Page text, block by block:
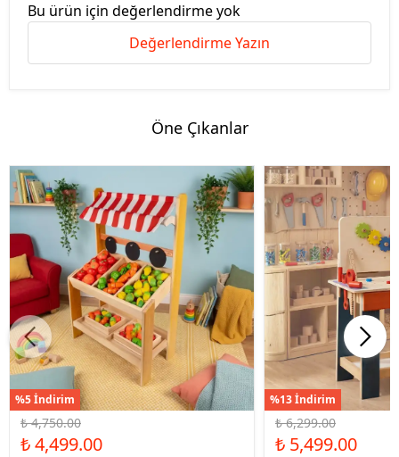
Bu ürün için değerlendirme yok
Değerlendirme Yazın
Öne Çıkanlar
%5 İndirim
₺ 4,750.00
₺ 4,499.00
%13 İndirim
₺ 6,299.00
₺ 5,499.00